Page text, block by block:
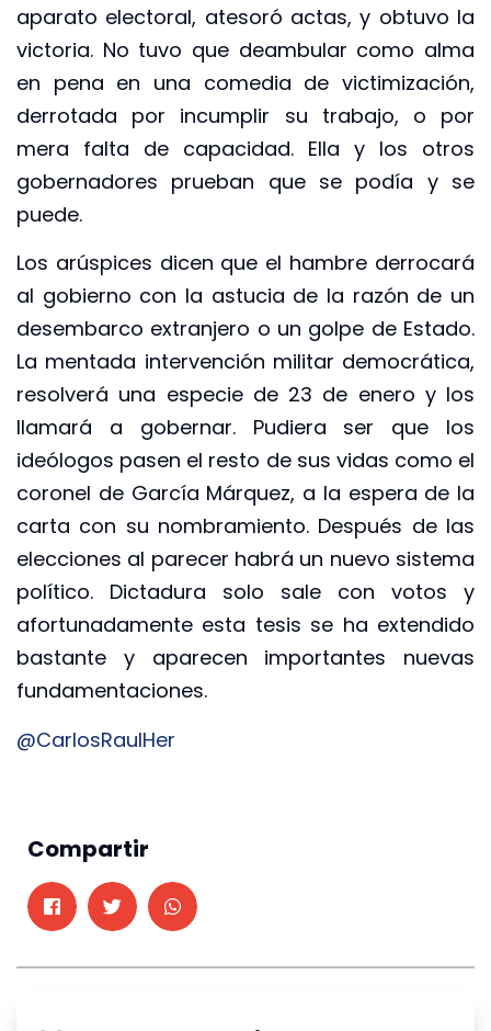
aparato electoral, atesoró actas, y obtuvo la
victoria. No tuvo que deambular como alma
en pena en una comedia de victimización,
derrotada por incumplir su trabajo, o por
mera falta de capacidad. Ella y los otros
gobernadores prueban que se podía y se
puede.
Los arúspices dicen que el hambre derrocará
al gobierno con la astucia de la razón de un
desembarco extranjero o un golpe de Estado.
La mentada intervención militar democrática,
resolverá una especie de 23 de enero y los
llamará a gobernar. Pudiera ser que los
ideólogos pasen el resto de sus vidas como el
coronel de García Márquez, a la espera de la
carta con su nombramiento. Después de las
elecciones al parecer habrá un nuevo sistema
político. Dictadura solo sale con votos y
afortunadamente esta tesis se ha extendido
bastante y aparecen importantes nuevas
fundamentaciones.
@CarlosRaulHer
Compartir